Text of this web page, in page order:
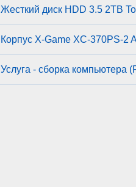
Жесткий диск HDD 3.5 2TB
Корпус X-Game XC-370PS-2
Услуга - сборка компьютера